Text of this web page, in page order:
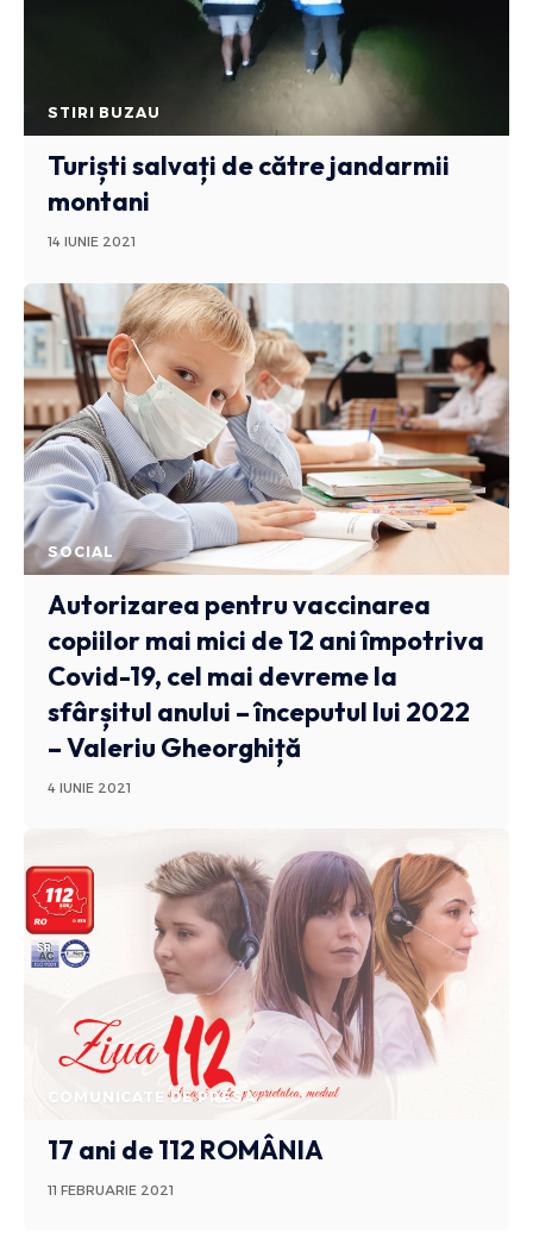
STIRI BUZAU
Turiști salvați de către jandarmii
montani
14 IUNIE 2021
SOCIAL
Autorizarea pentru vaccinarea
copiilor mai mici de 12 ani împotriva
Covid-19, cel mai devreme la
sfârșitul anului – începutul lui 2022
– Valeriu Gheorghiță
4 IUNIE 2021
COMUNICATE DE PRESA
17 ani de 112 ROMÂNIA
11 FEBRUARIE 2021